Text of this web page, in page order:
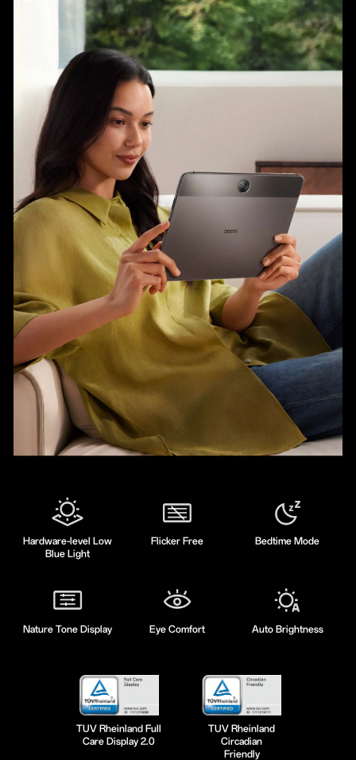
Hardware-level Low
Blue Light
Flicker Free Bedtime Mode
Nature Tone Display Eye Comfort Auto Brightness
TUV Rheinland Full
Care Display 2.0
TUV Rheinland
Circadian
Friendly